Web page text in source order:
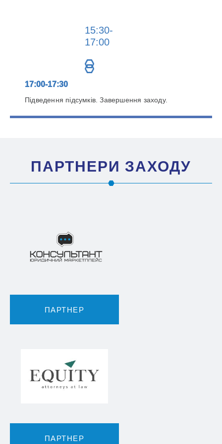
15:30-
17:00
17:00-17:30
Підведення підсумків. Завершення заходу.
ПАРТНЕРИ ЗАХОДУ
ПАРТНЕР
ПАРТНЕР